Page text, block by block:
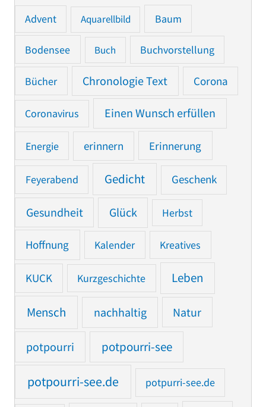
Advent Aquarellbild Baum
Bodensee Buch Buchvorstellung
Bücher Chronologie Text Corona
Coronavirus Einen Wunsch erfüllen
Energie erinnern Erinnerung
Feyerabend Gedicht Geschenk
Gesundheit Glück Herbst
Hoffnung Kalender Kreatives
KUCK Kurzgeschichte Leben
Mensch nachhaltig Natur
potpourri potpourri-see
potpourri-see.de potpurri-see.de